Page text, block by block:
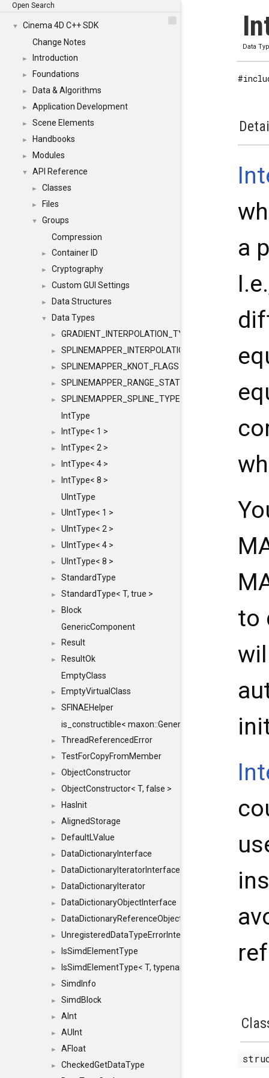
Open Search
▼
Cinema 4D C++ SDK
Change Notes
► Introduction
► Foundations
► Data & Algorithms
► Application Development
► Scene Elements
► Handbooks
► Modules
▼ API Reference
► Classes
► Files
▼
Groups
Compression
► Container ID
► Cryptography
► Custom GUI Settings
► Data Structures
▼ Data Types
► GRADIENT_INTERPOLATION_TYPE
► SPLINEMAPPER_INTERPOLATION_TYPE
► SPLINEMAPPER_KNOT_FLAGS
► SPLINEMAPPER_RANGE_STATE
►
SPLINEMAPPER_SPLINE_TYPE
IntType
► IntType< 1 >
► IntType< 2 >
► IntType< 4 >
►
IntType< 8 >
UIntType
► UIntType< 1 >
► UIntType< 2 >
► UIntType< 4 >
► UIntType< 8 >
► StandardType
► StandardType< T, true >
►
Block
GenericComponent
► Result
►
ResultOk
EmptyClass
► EmptyVirtualClass
►
SFINAEHelper
is_constructible< maxon::Generic, const
► ThreadReferencedError
► TestForCopyFromMember
► ObjectConstructor
► ObjectConstructor< T, false >
► HasInit
► AlignedStorage
► DefaultLValue
► DataDictionaryInterface
► DataDictionaryIteratorInterface
► DataDictionaryIterator
► DataDictionaryObjectInterface
► DataDictionaryReferenceObjectInterface
► UnregisteredDataTypeErrorInterface
► IsSimdElementType
► IsSimdElementType< T, typename SFINAEHelper<
► SimdInfo
► SimdBlock
► AInt
► AUInt
► AFloat
►
CheckedGetDataType
Data
a
to